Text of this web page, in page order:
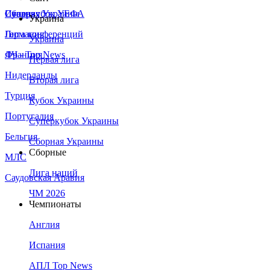
Сборная Украины
Италия
Германия
Франция
Нидерланды
Турция
Португалия
Бельгия
МЛС
Саудовская Аравия
Суперкубок УЕФА
Лига конференций
ЛЧ - Top News
Украина
Украина
Первая лига
Вторая лига
Кубок Украины
Суперкубок Украины
Сборная Украины
Сборные
Лига наций
ЧМ 2026
Чемпионаты
Англия
Испания
АПЛ Top News